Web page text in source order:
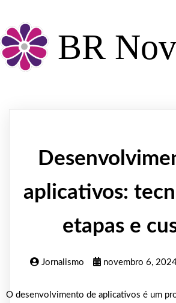
BR
aplicativos:
etapas e
Jornalismo novembro 6,
O desenvolvimento de aplicativos é um